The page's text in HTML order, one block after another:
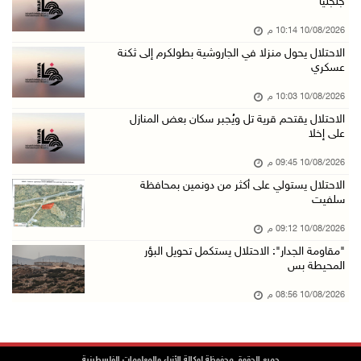
10/آب/2026 07:22 م
مستعمرون إرهابيون يجرفون أراضي في سالم شرق نا ...
10/آب/2026 07:13 م
حمزة يبصر النور بعد استشهاد والدته
10/آب/2026 06:48 م
مستعمرون إرهابيون يعتدون على مواطنين وممتلكات ...
10/آب/2026 06:32 م
مدير عام الدفاع المدني يبحث مع سفير قبرص الاس ...
زلزال يضرب كولومبيا: عشرات القتلى والمصابين و ...
10/08/2026 10:14 م
الاحتلال يحول منزلا في الجاروشية بطولكرم إلى ثكنة
عسكري
10/08/2026 10:03 م
الاحتلال يقتحم قرية تل ويُجبر سكان بعض المنازل
على إخلا
10/08/2026 09:45 م
الاحتلال يستولي على أكثر من دونمين بمحافظة
سلفيت
10/08/2026 09:12 م
"مقاومة الجدار": الاحتلال يستكمل تحويل البؤر
المحيطة بس
10/08/2026 08:56 م